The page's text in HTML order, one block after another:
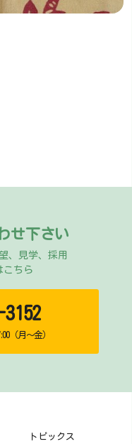
せ下さい
、見学、採用
こちら
（月～金）
トピックス